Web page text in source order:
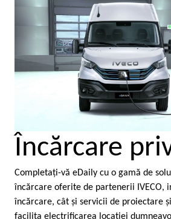
Încărcare
Completaţi-vă eDaily cu o gamă de
încărcare oferite de partenerii IVECO,
încărcare, cât şi servicii de proiectare
facilita electrificarea locaţiei